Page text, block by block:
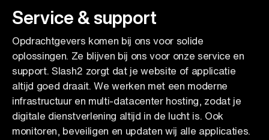
Service & support
Opdrachtgevers komen bij ons voor solide
oplossingen. Ze blijven bij ons voor onze service en
support. Slash2 zorgt dat je website of applicatie
altijd goed draait. We werken met een moderne
infrastructuur en multi-datacenter hosting, zodat je
digitale dienstverlening altijd in de lucht is. Ook
monitoren, beveiligen en updaten wij alle applicaties.